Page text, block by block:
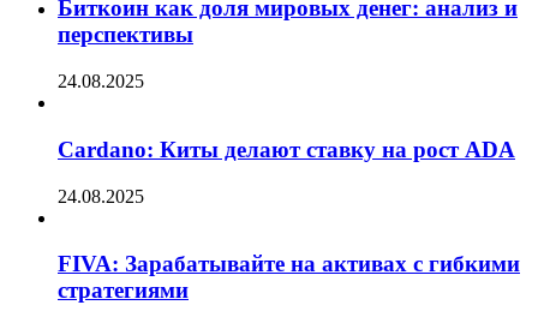
Биткоин как доля мировых денег: анализ и
перспективы
24.08.2025
Cardano: Киты делают ставку на рост ADA
24.08.2025
FIVA: Зарабатывайте на активах с гибкими
стратегиями